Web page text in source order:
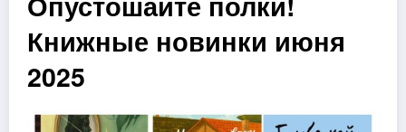
Книжные новинки июня
2025